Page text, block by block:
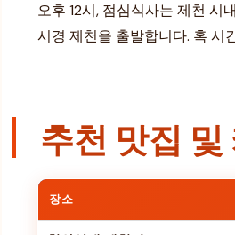
오후 12시, 점심식사는 제천 시
시경 제천을 출발합니다. 혹 시
추천 맛집 및
장소